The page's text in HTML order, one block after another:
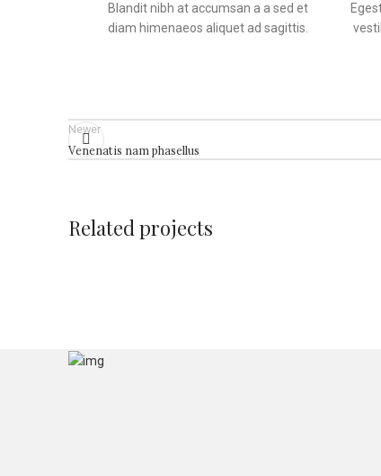
Blandit nibh at accumsan a a sed et
diam himenaeos aliquet ad sagittis.
Newer
Venenatis nam phasellus
Related projects